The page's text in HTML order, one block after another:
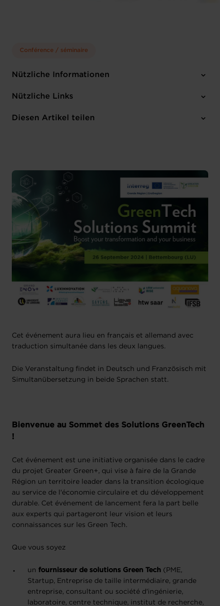
Conférence / séminaire
Nützliche Informationen
Donnerstag 26 Sep 2024
IFSB, Bettembourg
Nützliche Links
Anmelden
Diesen Artikel teilen
Cet événement aura lieu en français et allemand avec
traduction simultanée dans les deux langues.
Die Veranstaltung findet in Deutsch und Französisch mit
Simultanübersetzung in beide Sprachen statt.
Bienvenue au Sommet des Solutions GreenTech
!
Cet événement est une initiative organisée dans le cadre
du projet Greater Green+, qui vise à faire de la Grande
Région un territoire leader dans la transition écologique
au service de l'économie circulaire et du développement
durable. Cet événement de lancement fera la part belle
aux experts qui partageront leur vision et leurs
connaissances sur les Green Tech.
Que vous soyez
un fournisseur de solutions Green Tech (PME,
Startup, Entreprise de taille intermédiaire, grande
entreprise, consultant ou société d'ingénierie,
laboratoire, centre technique, institut de recherche,